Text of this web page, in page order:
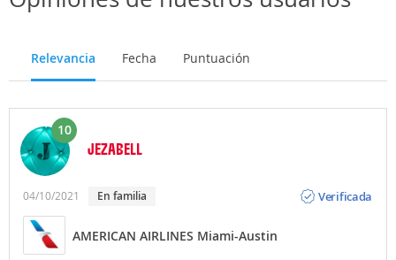
Relevancia Fecha Puntuación
10
JEZABELL
04/10/2021 en familia
Verificada
AMERICAN AIRLINES Miami-Austin